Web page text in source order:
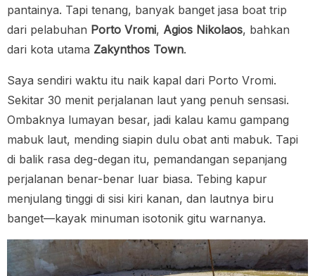
pantainya. Tapi tenang, banyak banget jasa boat trip
dari pelabuhan Porto Vromi, Agios Nikolaos, bahkan
dari kota utama Zakynthos Town.
Saya sendiri waktu itu naik kapal dari Porto Vromi.
Sekitar 30 menit perjalanan laut yang penuh sensasi.
Ombaknya lumayan besar, jadi kalau kamu gampang
mabuk laut, mending siapin dulu obat anti mabuk. Tapi
di balik rasa deg-degan itu, pemandangan sepanjang
perjalanan benar-benar luar biasa. Tebing kapur
menjulang tinggi di sisi kiri kanan, dan lautnya biru
banget—kayak minuman isotonik gitu warnanya.